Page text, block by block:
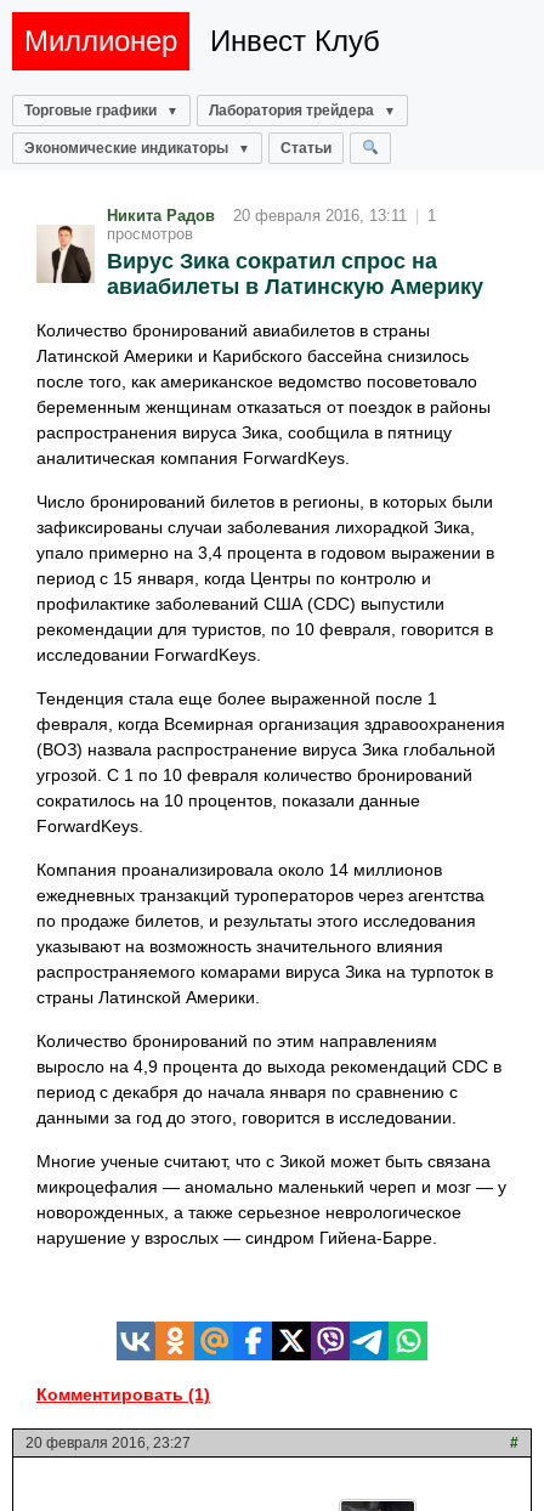
Миллионер Инвест Клуб
Торговые графики Лаборатория трейдера
Экономические индикаторы Статьи
Никита Радов 20 февраля 2016, 13:11
1
просмотров
Вирус Зика сократил спрос на
авиабилеты в Латинскую Америку
Количество бронирований авиабилетов в страны
Латинской Америки и Карибского бассейна снизилось
после того, как американское ведомство посоветовало
беременным женщинам отказаться от поездок в районы
распространения вируса Зика, сообщила в пятницу
аналитическая компания ForwardKeys.
Число бронирований билетов в регионы, в которых были
зафиксированы случаи заболевания лихорадкой Зика,
упало примерно на 3,4 процента в годовом выражении в
период с 15 января, когда Центры по контролю и
профилактике заболеваний США (CDC) выпустили
рекомендации для туристов, по 10 февраля, говорится в
исследовании ForwardKeys.
Тенденция стала еще более выраженной после 1
февраля, когда Всемирная организация здравоохранения
(ВОЗ) назвала распространение вируса Зика глобальной
угрозой. С 1 по 10 февраля количество бронирований
сократилось на 10 процентов, показали данные
ForwardKeys.
Компания проанализировала около 14 миллионов
ежедневных транзакций туроператоров через агентства
по продаже билетов, и результаты этого исследования
указывают на возможность значительного влияния
распространяемого комарами вируса Зика на турпоток в
страны Латинской Америки.
Количество бронирований по этим направлениям
выросло на 4,9 процента до выхода рекомендаций CDC в
период с декабря до начала января по сравнению с
данными за год до этого, говорится в исследовании.
Многие ученые считают, что с Зикой может быть связана
микроцефалия — аномально маленький череп и мозг — у
новорожденных, а также серьезное неврологическое
нарушение у взрослых — синдром Гийена-Барре.
Комментировать (1)
20 февраля 2016, 23:27 #